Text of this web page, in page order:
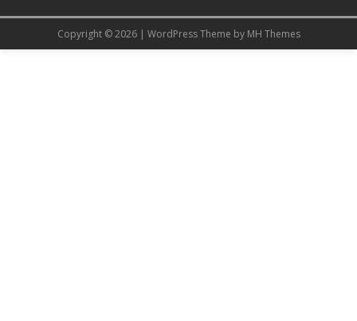
Copyright © 2026 | WordPress Theme by MH Themes